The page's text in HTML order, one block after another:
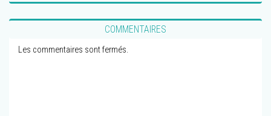
COMMENTAIRES
Les commentaires sont fermés.